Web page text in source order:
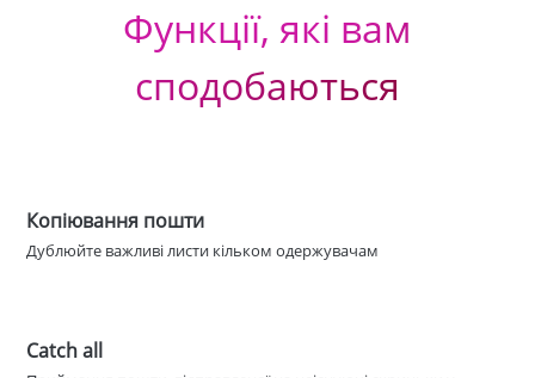
Функції, які вам
сподобаються
Копіювання пошти
Дублюйте важливі листи кільком одержувачам
Catch all